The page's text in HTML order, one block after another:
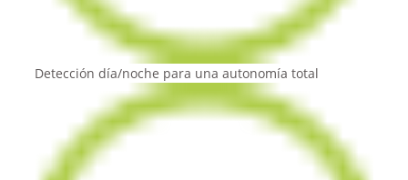
Detección día/noche para una autonomía total